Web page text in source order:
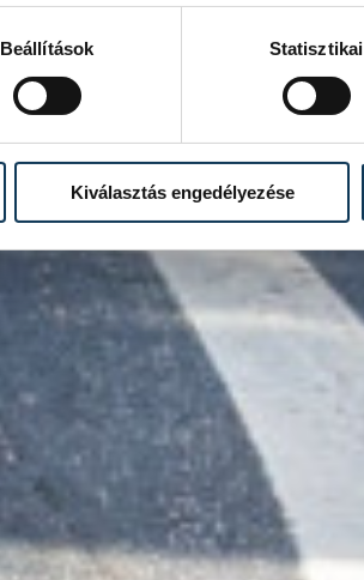
Beállítások Statisztikai
Kiválasztás engedélyezése